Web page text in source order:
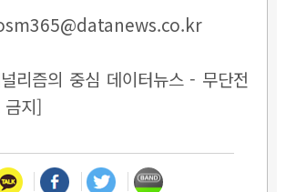
리즘의 중심 데이터뉴스 - 무단전
지]